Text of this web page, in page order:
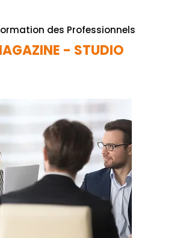
des Professionnels
- STUDIO